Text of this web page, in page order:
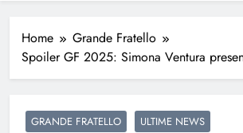
Home
Grande Fratello
Spoiler GF 2025: Simona Ventura
GRANDE FRATELLO ULTIME NEWS